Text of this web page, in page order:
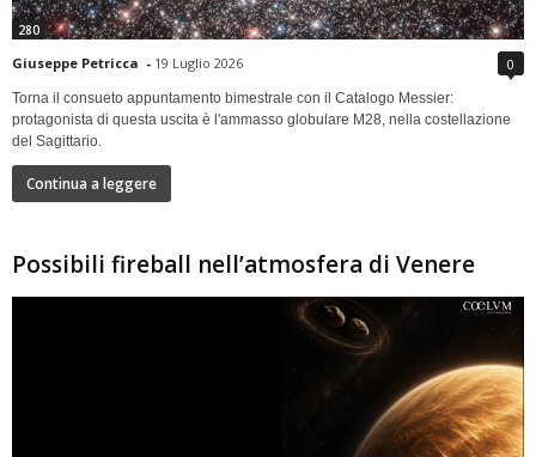
280
Giuseppe Petricca - 19 Luglio 2026 0
Torna il consueto appuntamento bimestrale con il Catalogo Messier:
protagonista di questa uscita è l'ammasso globulare M28, nella costellazione
del Sagittario.
Continua a leggere
Possibili fireball nell’atmosfera di Venere